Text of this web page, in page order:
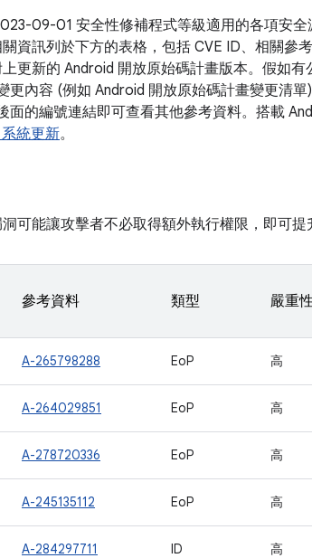
09-01 安全性修補程式等級適用的各項安
資訊列於下方的表格，包括 CVE ID、相關參考
更新的 Android 開放原始碼計畫版本。假如
更內容 (例如 Android 開放原始碼計畫變更清
面的編號連結即可查看其他參考資料。搭載
統更新。
可能讓攻擊者不必取得額外執行權限，即可提
參考資料 類型 嚴重
A-265798288 EoP 高
A-264029851 EoP 高
A-278720336 EoP 高
A-245135112 EoP 高
A-284297711 ID 高